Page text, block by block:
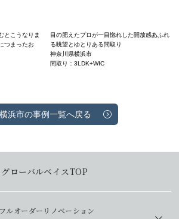
とこうなりま
つまったお
目の肥えたプロが一目惚れした開放感あふれ
る眺望とゆとりある間取り
神奈川県横浜市
間取り：3LDK+WIC
横浜市の事例一覧へ戻る
ローバルベイスTOP
ルオーダーリノベーション